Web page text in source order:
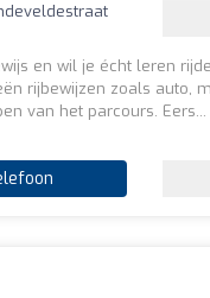
en wil je écht leren
rijbewijzen zoals auto,
van het parcours. Eers...